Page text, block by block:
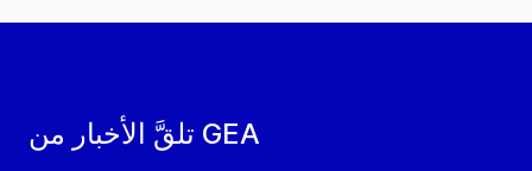
تلقَّ الأخبار من GEA